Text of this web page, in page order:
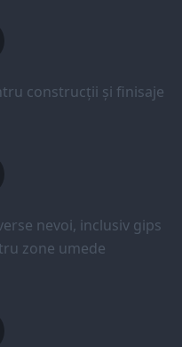
construcții și finisaje
nevoi, inclusiv gips
zone umede